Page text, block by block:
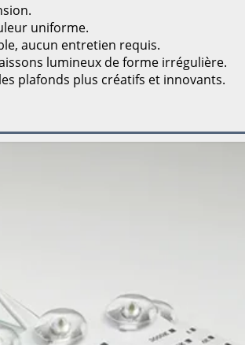
uniforme.
aucun entretien requis.
lumineux de forme irrégulière.
plafonds plus créatifs et innovants.